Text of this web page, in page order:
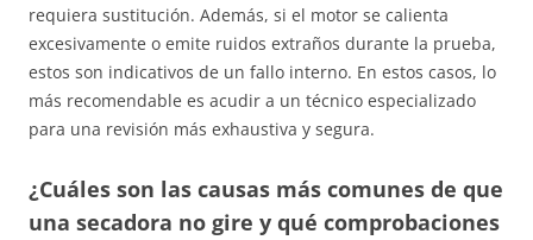
requiera sustitución. Además, si el motor se calienta
excesivamente o emite ruidos extraños durante la prueba,
estos son indicativos de un fallo interno. En estos casos, lo
más recomendable es acudir a un técnico especializado
para una revisión más exhaustiva y segura.
¿Cuáles son las causas más comunes de que
una secadora no gire y qué comprobaciones